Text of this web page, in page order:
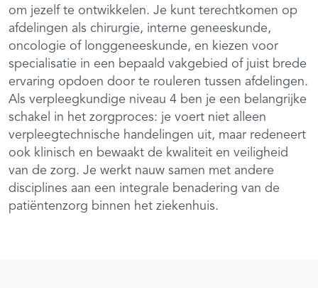
om jezelf te ontwikkelen. Je kunt terechtkomen op
afdelingen als chirurgie, interne geneeskunde,
oncologie of longgeneeskunde, en kiezen voor
specialisatie in een bepaald vakgebied of juist brede
ervaring opdoen door te rouleren tussen afdelingen.
Als verpleegkundige niveau 4 ben je een belangrijke
schakel in het zorgproces: je voert niet alleen
verpleegtechnische handelingen uit, maar redeneert
ook klinisch en bewaakt de kwaliteit en veiligheid
van de zorg. Je werkt nauw samen met andere
disciplines aan een integrale benadering van de
patiëntenzorg binnen het ziekenhuis.